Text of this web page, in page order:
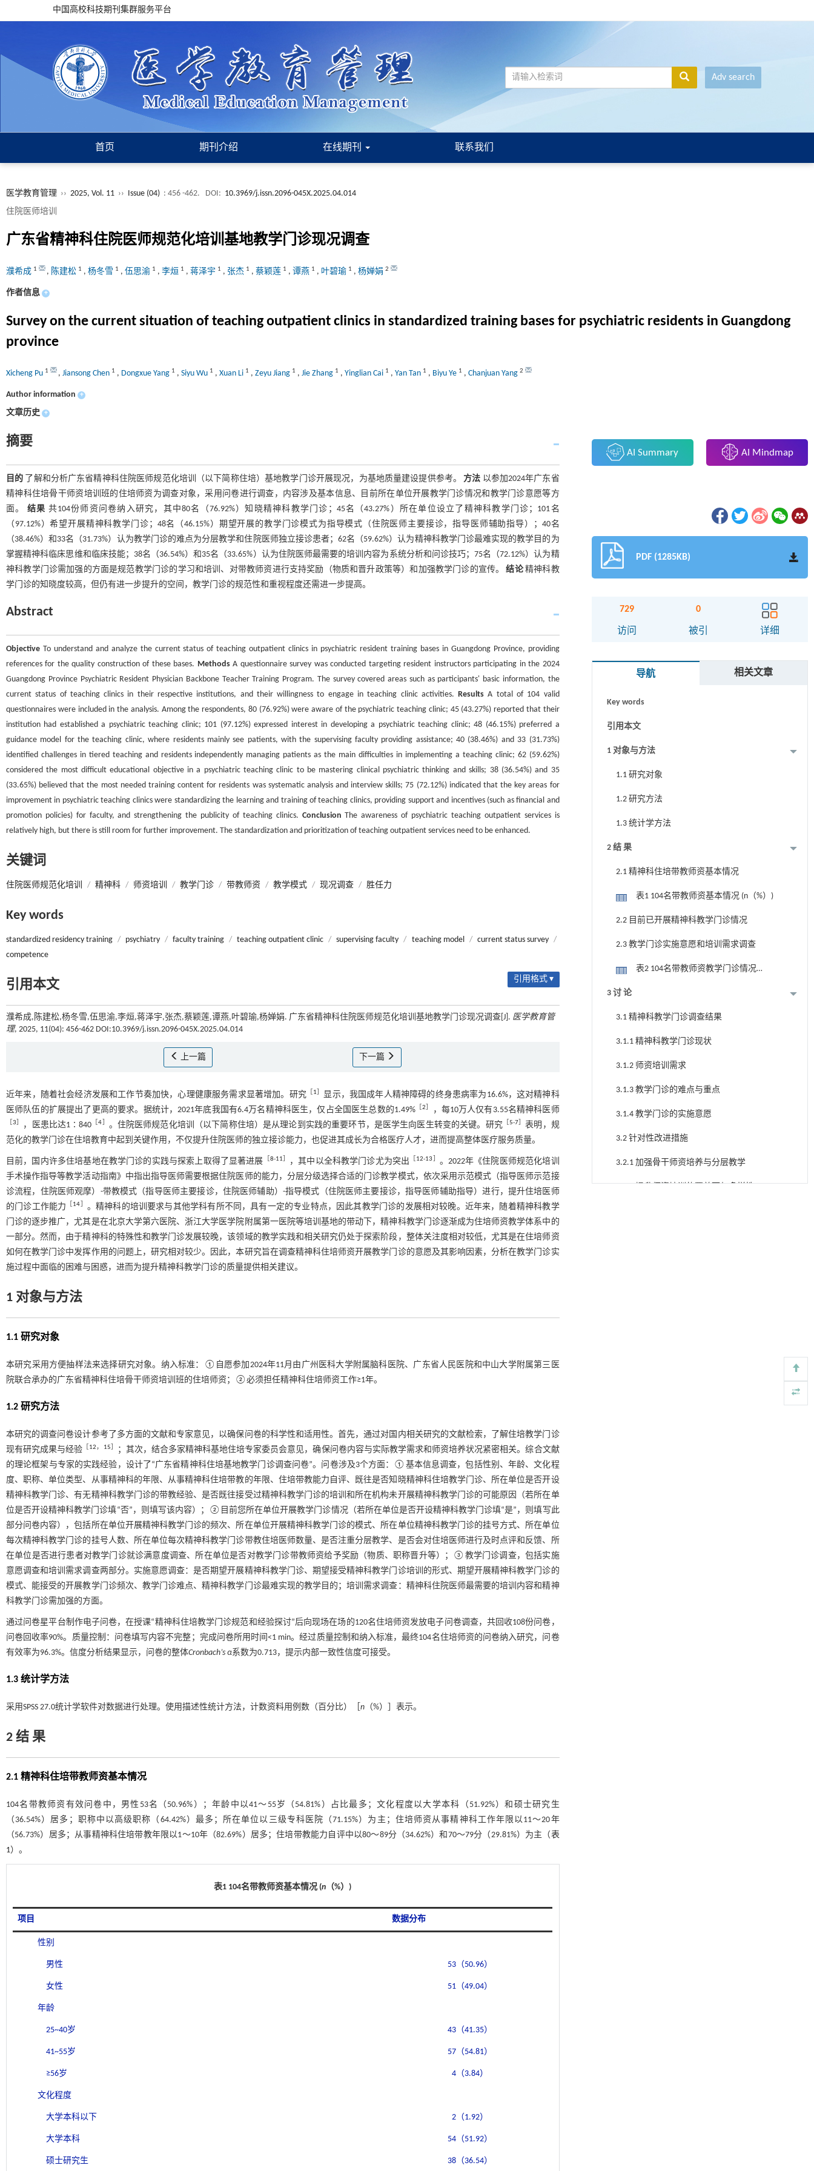
中国高校科技期刊集群服务平台
Adv search
首页 期刊介绍 在线期刊 联系我们
医学教育管理 ›› 2025, Vol. 11 ›› Issue (04) : 456 -462. DOI: 10.3969/j.issn.2096-045X.2025.04.014
住院医师培训
广东省精神科住院医师规范化培训基地教学门诊现况调查
濮希成 1 , 陈建松 1 , 杨冬雪 1 , 伍思渝 1 , 李烜 1 , 蒋泽宇 1 , 张杰 1 , 蔡颖莲 1 , 谭燕 1 , 叶碧瑜 1 , 杨婵娟 2
作者信息 +
Survey on the current situation of teaching outpatient clinics in standardized training bases for psychiatric residents in Guangdong
province
Xicheng Pu 1 , Jiansong Chen 1 , Dongxue Yang 1 , Siyu Wu 1 , Xuan Li 1 , Zeyu Jiang 1 , Jie Zhang 1 , Yinglian Cai 1 , Yan Tan 1 , Biyu Ye 1 , Chanjuan Yang 2
Author information +
文章历史 +
摘要
目的 了解和分析广东省精神科住院医师规范化培训（以下简称住培）基地教学门诊开展现况，为基地质量建设提供参考。方法 以参加2024年广东省
精神科住培骨干师资培训班的住培师资为调查对象，采用问卷进行调查，内容涉及基本信息、目前所在单位开展教学门诊情况和教学门诊意愿等方
面。 结果 共104份师资问卷纳入研究，其中80名（76.92%）知晓精神科教学门诊；45名（43.27%）所在单位设立了精神科教学门诊；101名
（97.12%）希望开展精神科教学门诊；48名（46.15%）期望开展的教学门诊模式为指导模式（住院医师主要接诊，指导医师辅助指导）；40名
（38.46%）和33名（31.73%）认为教学门诊的难点为分层教学和住院医师独立接诊患者；62名（59.62%）认为精神科教学门诊最难实现的教学目的为
掌握精神科临床思维和临床技能；38名（36.54%）和35名（33.65%）认为住院医师最需要的培训内容为系统分析和问诊技巧；75名（72.12%）认为精
神科教学门诊需加强的方面是规范教学门诊的学习和培训、对带教师资进行支持奖励（物质和晋升政策等）和加强教学门诊的宣传。结论精神科教
学门诊的知晓度较高，但仍有进一步提升的空间，教学门诊的规范性和重视程度还需进一步提高。
Abstract
Objective To understand and analyze the current status of teaching outpatient clinics in psychiatric resident training bases in Guangdong Province, providing
references for the quality construction of these bases. MethodsA questionnaire survey was conducted targeting resident instructors participating in the 2024
Guangdong Province Psychiatric Resident Physician Backbone Teacher Training Program. The survey covered areas such as participants' basic information, the
current status of teaching clinics in their respective institutions, and their willingness to engage in teaching clinic activities.Results A total of 104 valid
questionnaires were included in the analysis. Among the respondents, 80 (76.92%) were aware of the psychiatric teaching clinic; 45 (43.27%) reported that their
institution had established a psychiatric teaching clinic; 101 (97.12%) expressed interest in developing a psychiatric teaching clinic; 48 (46.15%) preferred a
guidance model for the teaching clinic, where residents mainly see patients, with the supervising faculty providing assistance; 40 (38.46%) and 33 (31.73%)
identified challenges in tiered teaching and residents independently managing patients as the main difficulties in implementing a teaching clinic; 62 (59.62%)
considered the most difficult educational objective in a psychiatric teaching clinic to be mastering clinical psychiatric thinking and skills; 38 (36.54%) and 35
(33.65%) believed that the most needed training content for residents was systematic analysis and interview skills; 75 (72.12%) indicated that the key areas for
improvement in psychiatric teaching clinics were standardizing the learning and training of teaching clinics, providing support and incentives (such as financial and
promotion policies) for faculty, and strengthening the publicity of teaching clinics. Conclusion The awareness of psychiatric teaching outpatient services is
relatively high, but there is still room for further improvement. The standardization and prioritization of teaching outpatient services need to be enhanced.
关键词
住院医师规范化培训 / 精神科 / 师资培训 / 教学门诊 / 带教师资 / 教学模式 / 现况调查 / 胜任力
Key words
standardized residency training / psychiatry / faculty training / teaching outpatient clinic / supervising faculty / teaching model / current status survey /
competence
引用本文 引用格式 ▾
濮希成,陈建松,杨冬雪,伍思渝,李烜,蒋泽宇,张杰,蔡颖莲,谭燕,叶碧瑜,杨婵娟. 广东省精神科住院医师规范化培训基地教学门诊现况调查[J]. 医学教育管
理, 2025, 11(04): 456-462 DOI:10.3969/j.issn.2096-045X.2025.04.014
上一篇 下一篇
近年来，随着社会经济发展和工作节奏加快，心理健康服务需求显著增加。研究 1
显示，我国成年人精神障碍的终身患病率为16.6%，这对精神科
医师队伍的扩展提出了更高的要求。据统计，2021年底我国有6.4万名精神科医生，仅占全国医生总数的1.49% ［2 ，每10万人仅有3.55名精神科医师
［3 ，医患比达1∶840 ［4 。住院医师规范化培训（以下简称住培）是从理论到实践的重要环节，是医学生向医生转变的关键。研究 5-7］ 表明，规
范化的教学门诊在住培教育中起到关键作用，不仅提升住院医师的独立接诊能力，也促进其成长为合格医疗人才，进而提高整体医疗服务质量。
目前，国内许多住培基地在教学门诊的实践与探索上取得了显著进展 8-11 ，其中以全科教学门诊尤为突出 12-13
。2022年《住院医师规范化培训
手术操作指导等教学活动指南》中指出指导医师需要根据住院医师的能力，分层分级选择合适的门诊教学模式，依次采用示范模式（指导医师示范接
诊流程，住院医师观摩）-带教模式（指导医师主要接诊，住院医师辅助）-指导模式（住院医师主要接诊，指导医师辅助指导）进行，提升住培医师
的门诊工作能力
14
。精神科的培训要求与其他学科有所不同，具有一定的专业特点，因此其教学门诊的发展相对较晚。近年来，随着精神科教学
门诊的逐步推广，尤其是在北京大学第六医院、浙江大学医学院附属第一医院等培训基地的带动下，精神科教学门诊逐渐成为住培师资教学体系中的
一部分。然而，由于精神科的特殊性和教学门诊发展较晚，该领域的教学实践和相关研究仍处于探索阶段，整体关注度相对较低，尤其是在住培师资
如何在教学门诊中发挥作用的问题上，研究相对较少。因此，本研究旨在调查精神科住培师资开展教学门诊的意愿及其影响因素，分析在教学门诊实
施过程中面临的困难与困惑，进而为提升精神科教学门诊的质量提供相关建议。
1 对象与方法
1.1 研究对象
本研究采用方便抽样法来选择研究对象。纳入标准：①自愿参加2024年11月由广州医科大学附属脑科医院、广东省人民医院和中山大学附属第三医
院联合承办的广东省精神科住培骨干师资培训班的住培师资；②必须担任精神科住培师资工作≥1年。
1.2 研究方法
本研究的调查问卷设计参考了多方面的文献和专家意见，以确保问卷的科学性和适用性。首先，通过对国内相关研究的文献检索，了解住培教学门诊
现有研究成果与经验
12， 15
；其次，结合多家精神科基地住培专家委员会意见，确保问卷内容与实际教学需求和师资培养状况紧密相关。综合文献
的理论框架与专家的实践经验，设计了“广东省精神科住培基地教学门诊调查问卷”。问卷涉及3个方面：①基本信息调查，包括性别、年龄、文化程
度、职称、单位类型、从事精神科的年限、从事精神科住培带教的年限、住培带教能力自评、既往是否知晓精神科住培教学门诊、所在单位是否开设
精神科教学门诊、有无精神科教学门诊的带教经验、是否既往接受过精神科教学门诊的培训和所在机构未开展精神科教学门诊的可能原因（若所在单
位是否开设精神科教学门诊填“否”，则填写该内容）；②目前您所在单位开展教学门诊情况（若所在单位是否开设精神科教学门诊填“是”，则填写此
部分问卷内容），包括所在单位开展精神科教学门诊的频次、所在单位开展精神科教学门诊的模式、所在单位精神科教学门诊的挂号方式、所在单位
每次精神科教学门诊的挂号人数、所在单位每次精神科教学门诊带教住培医师数量、是否注重分层教学、是否会对住培医师进行及时点评和反馈、所
在单位是否进行患者对教学门诊就诊满意度调查、所在单位是否对教学门诊带教师资给予奖励（物质、职称晋升等）；③教学门诊调查，包括实施
意愿调查和培训需求调查两部分。实施意愿调查：是否期望开展精神科教学门诊、期望接受精神科教学门诊培训的形式、期望开展精神科教学门诊的
模式、能接受的开展教学门诊频次、教学门诊难点、精神科教学门诊最难实现的教学目的；培训需求调查：精神科住院医师最需要的培训内容和精神
科教学门诊需加强的方面。
通过问卷星平台制作电子问卷，在授课“精神科住培教学门诊规范和经验探讨”后向现场在场的120名住培师资发放电子问卷调查，共回收108份问卷，
问卷回收率90%。质量控制：问卷填写内容不完整；完成问卷所用时间<1 min。经过质量控制和纳入标准，最终104名住培师资的问卷纳入研究，问卷
有效率为96.3%。信度分析结果显示，问卷的整体Cronbach’s α系数为0.713，提示内部一致性信度可接受。
1.3 统计学方法
采用SPSS 27.0统计学软件对数据进行处理。使用描述性统计方法，计数资料用例数（百分比）［ n （%）］表示。
2 结 果
2.1 精神科住培带教师资基本情况
104名带教师资有效问卷中，男性53名（50.96%）；年龄中以41～55岁（54.81%）占比最多；文化程度以大学本科（51.92%）和硕士研究生
（36.54%）居多；职称中以高级职称（64.42%）最多；所在单位以三级专科医院（71.15%）为主；住培师资从事精神科工作年限以11～20年
（56.73%）居多；从事精神科住培带教年限以1～10年（82.69%）居多；住培带教能力自评中以80～89分（34.62%）和70～79分（29.81%）为主（表
1）。
表1 104名带教师资基本情况 (n （%）)
项目 数据分布
性别
男性 53（50.96）
女性 51（49.04）
年龄
25~40岁 43（41.35）
41~55岁 57（54.81）
≥56岁 4（3.84）
文化程度
大学本科以下 2（1.92）
大学本科 54（51.92）
硕士研究生 38（36.54）
AI Summary AI Mindmap
PDF (1285KB)
729
访问
0
被引 详细
导航 相关文章
摘要
Key words
引用本文
1 对象与方法
1.1 研究对象
1.2 研究方法
1.3 统计学方法
2 结 果
2.1 精神科住培带教师资基本情况
表1 104名带教师资基本情况 (n（%）)
2.2 目前已开展精神科教学门诊情况
2.3 教学门诊实施意愿和培训需求调查
表2 104名带教师资教学门诊情况
(n（%）)
3 讨 论
3.1 精神科教学门诊调查结果
3.1.1 精神科教学门诊现状
3.1.2 师资培训需求
3.1.3 教学门诊的难点与重点
3.1.4 教学门诊的实施意愿
3.2 针对性改进措施
3.2.1 加强骨干师资培养与分层教学
3.2.2 提升师资培训的覆盖面与多样性